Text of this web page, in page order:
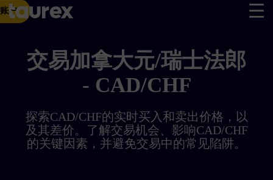
户
交易加拿大元/瑞士法郎
- CAD/CHF
探索CAD/CHF的实时买入和卖出价格，以
及其差价。了解交易机会、影响CAD/CHF
的关键因素，并避免交易中的常见陷阱。